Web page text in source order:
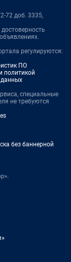
72 доб. 3335,
регулируются:
ПО
политикой
специальные
не требуются
без баннерной